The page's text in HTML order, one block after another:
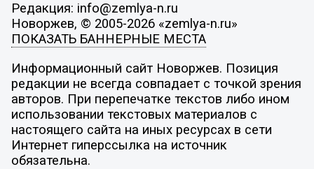
Редакция: info@zemlya-n.ru
Новоржев, © 2005-2026 «zemlya-n.ru»
ПОКАЗАТЬ БАННЕРНЫЕ МЕСТА
Информационный сайт Новоржев. Позиция
редакции не всегда совпадает с точкой зрения
авторов. При перепечатке текстов либо ином
использовании текстовых материалов с
настоящего сайта на иных ресурсах в сети
Интернет гиперссылка на источник
обязательна.